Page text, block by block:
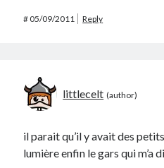
#05/09/2011 Reply
littlecelt
il parait qu’il y avait des
lumière enfin le gars qui m’a